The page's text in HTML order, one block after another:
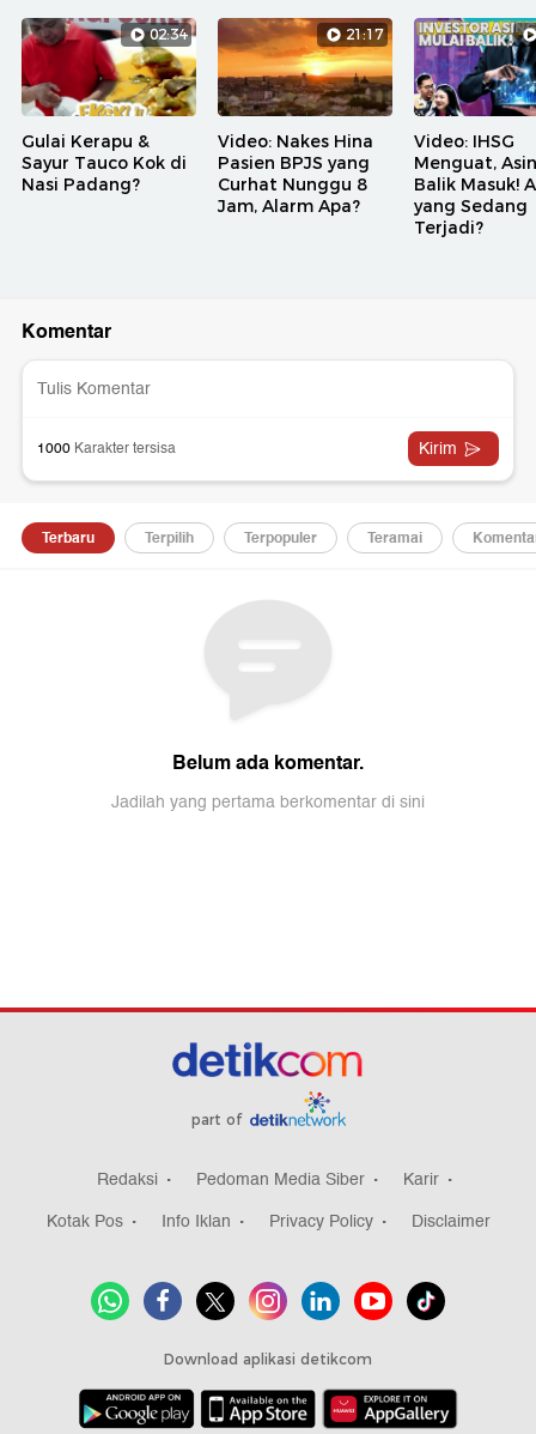
02:34
Gulai Kerapu &
Sayur Tauco Kok di
Nasi Padang?
21:17
Video: Nakes Hina
Pasien BPJS yang
Curhat Nunggu 8
Jam, Alarm Apa?
Video: IHSG
Menguat,
Balik Masuk!
yang Sedang
Terjadi?
part of
Redaksi Pedoman Media Siber
Karir
Kotak Pos
Info Iklan Privacy Policy Disclaimer
Download aplikasi detikcom